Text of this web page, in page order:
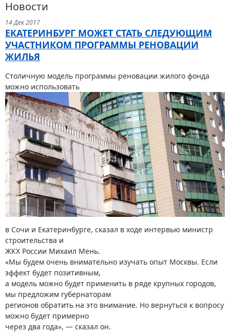
Новости
14 Дек 2017
ЕКАТЕРИНБУРГ МОЖЕТ СТАТЬ СЛЕДУЮЩИМ
УЧАСТНИКОМ ПРОГРАММЫ РЕНОВАЦИИ
ЖИЛЬЯ
Столичную модель программы реновации жилого фонда
можно использовать
в Сочи и Екатеринбурге, сказал в ходе интервью министр
строительства и
ЖКХ России Михаил Мень.
«Мы будем очень внимательно изучать опыт Москвы. Если
эффект будет позитивным,
а модель можно будет применить в ряде крупных городов,
мы предложим губернаторам
регионов обратить на это внимание. Но вернуться к вопросу
можно будет примерно
через два года», — сказал он.
Страницы